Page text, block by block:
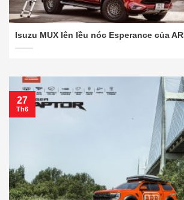
Isuzu MUX lên lều nóc Esperance của
27
Th6